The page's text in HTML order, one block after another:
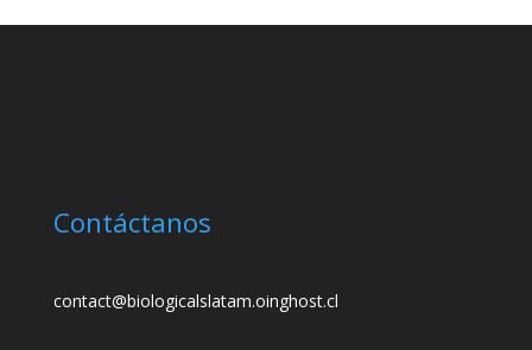
Contáctanos
contact@biologicalslatam.oinghost.cl